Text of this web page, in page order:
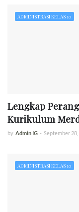
ADMINISTRASI KELAS 10
Lengkap
Kurikulum
by Admin IG - September
ADMINISTRASI KELAS 10